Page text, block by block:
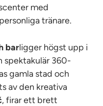
med
tränare.
barligger högst upp i
spektakulär 360-
gamla stad och
av den kreativa
, firar ett brett